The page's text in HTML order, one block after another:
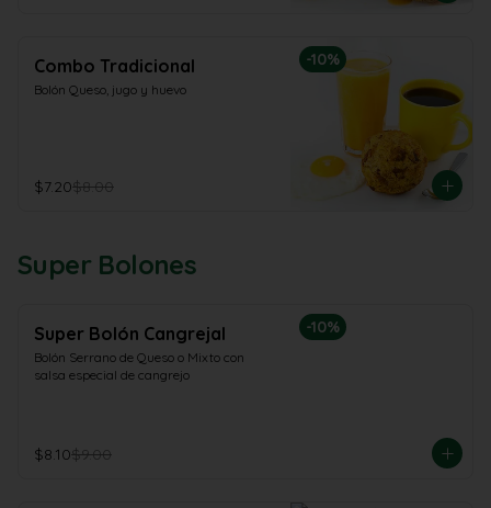
-10%
Combo Tradicional
Bolón Queso, jugo y huevo
$7.20$8.00
Super Bolones
-10%
Super Bolón Cangrejal
Bolón Serrano de Queso o Mixto con
salsa especial de cangrejo
$8.10$9.00